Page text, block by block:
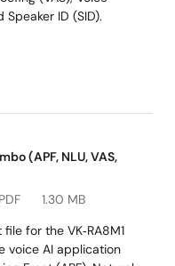
ID (SID).
(APF, NLU, VAS,
PDF
1.30 MB
for the VK‑RA8M1
voice AI application